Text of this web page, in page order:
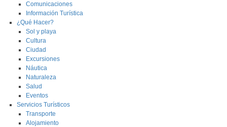
Comunicaciones
Información Turística
¿Qué Hacer?
Sol y playa
Cultura
Ciudad
Excursiones
Náutica
Naturaleza
Salud
Eventos
Servicios Turísticos
Transporte
Alojamiento